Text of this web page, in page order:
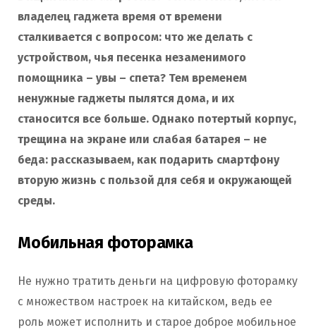
владелец гаджета время от времени
сталкивается с вопросом: что же делать с
устройством, чья песенка незаменимого
помощника – увы – спета? Тем временем
ненужные гаджеты пылятся дома, и их
станосится все больше. Однако потертый корпус,
трещина на экране или слабая батарея – не
беда: рассказываем, как подарить смартфону
вторую жизнь с пользой для себя и окружающей
среды.
Мобильная фоторамка
Не нужно тратить деньги на цифровую фоторамку
с множеством настроек на китайском, ведь ее
роль может исполнить и старое доброе мобильное